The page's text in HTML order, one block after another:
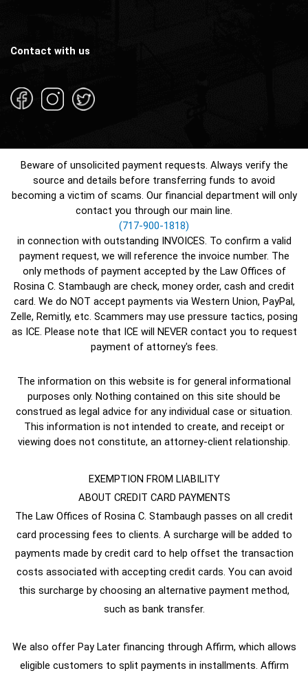
Contact with us
Beware of unsolicited payment requests. Always verify the
source and details before transferring funds to avoid
becoming a victim of scams. Our financial department will only
contact you through our main line.
(717-900-1818)
in connection with outstanding INVOICES. To confirm a valid
payment request, we will reference the invoice number. The
only methods of payment accepted by the Law Offices of
Rosina C. Stambaugh are check, money order, cash and credit
card. We do NOT accept payments via Western Union, PayPal,
Zelle, Remitly, etc. Scammers may use pressure tactics, posing
as ICE. Please note that ICE will NEVER contact you to request
payment of attorney's fees.
The information on this website is for general informational
purposes only. Nothing contained on this site should be
construed as legal advice for any individual case or situation.
This information is not intended to create, and receipt or
viewing does not constitute, an attorney-client relationship.
EXEMPTION FROM LIABILITY
ABOUT CREDIT CARD PAYMENTS
The Law Offices of Rosina C. Stambaugh passes on all credit
card processing fees to clients. A surcharge will be added to
payments made by credit card to help offset the transaction
costs associated with accepting credit cards. You can avoid
this surcharge by choosing an alternative payment method,
such as bank transfer.
We also offer Pay Later financing through Affirm, which allows
eligible customers to split payments in installments. Affirm